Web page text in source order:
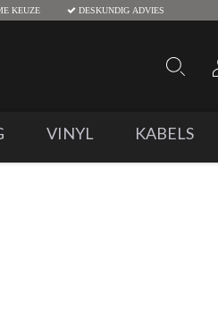
KEUZE DESKUNDIG ADVIES
VINYL KABELS